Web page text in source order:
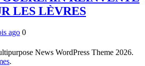
LES LÈVRES
ago 0
News WordPress Theme 2026.
.